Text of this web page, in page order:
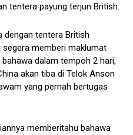
tentera payung terjun British.
dengan tentera British
segera memberi maklumat
dalam tempoh 2 hari,
akan tiba di Telok Anson
yang pernah bertugas
memberitahu bahawa